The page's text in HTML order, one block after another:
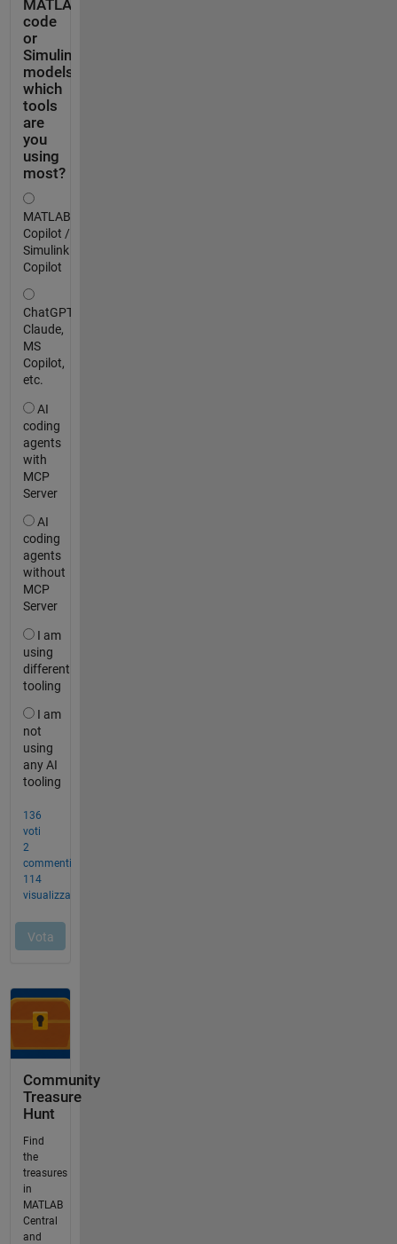
Community
Treasure
Hunt
Find
the
treasures
in
MATLAB
Central
and